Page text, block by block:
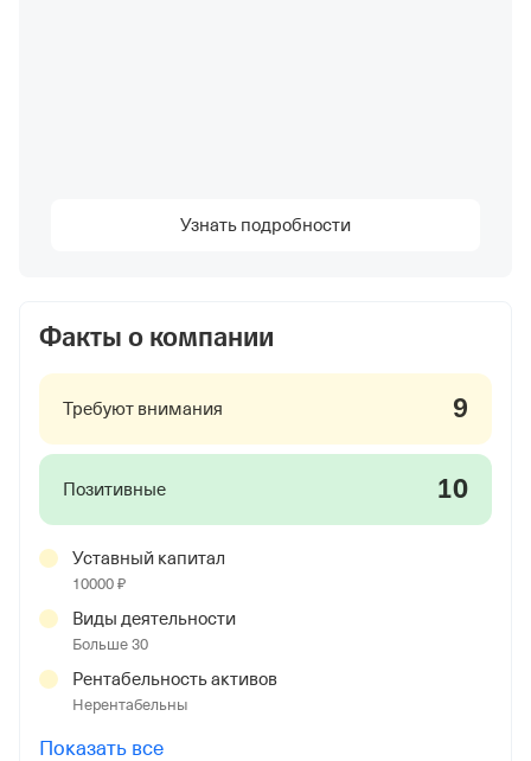
Узнать подробности
Факты о компании
Требуют внимания 9
Позитивные 10
Уставный капитал
10000 ₽
Виды деятельности
Больше 30
Рентабельность активов
Нерентабельны
Показать все